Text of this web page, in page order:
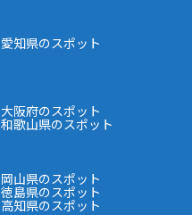
愛知県のスポット
大阪府のスポット
和歌山県のスポット
岡山県のスポット
徳島県のスポット
高知県のスポット